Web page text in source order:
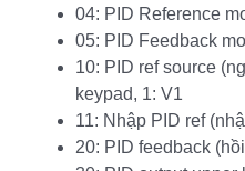
04: PID Reference
05: PID Feedback
10: PID ref source
keypad, 1: V1
11: Nhập PID ref
20: PID feedback